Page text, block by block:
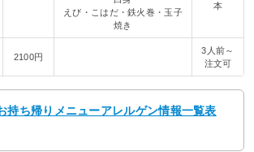
えび・こはだ・鉄火巻・玉子
焼き
本
2100円
3人前～
注文可
ち帰りメニューアレルゲン情報一覧表